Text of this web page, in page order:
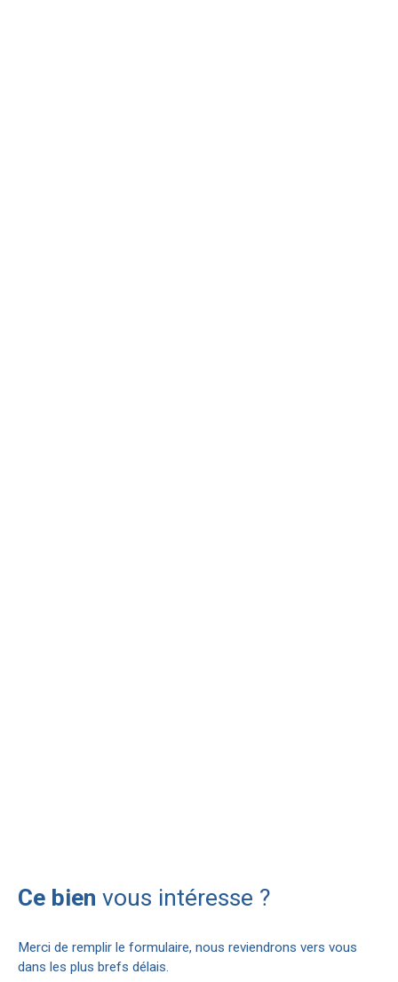
Ce bien vous intéresse ?
Merci de remplir le formulaire, nous reviendrons vers vous
dans les plus brefs délais.